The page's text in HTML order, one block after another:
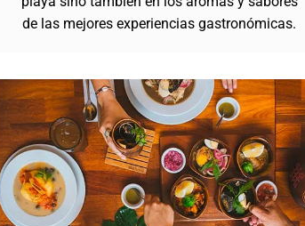
de las mejores experiencias gastronómicas.